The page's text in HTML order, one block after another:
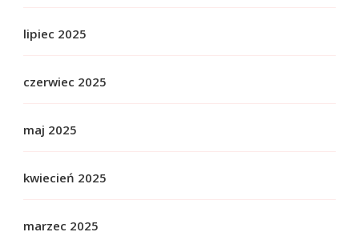
lipiec 2025
czerwiec 2025
maj 2025
kwiecień 2025
marzec 2025